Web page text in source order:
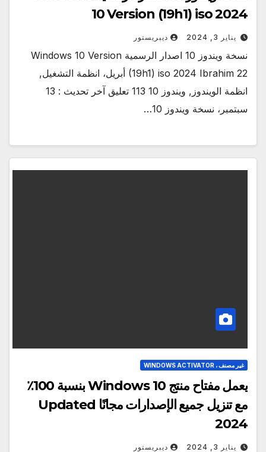
10 Version (19h1) iso 2024
يناير 3, 2024 ديبريستور
نسخة ويندوز 10 اصدار الرسمية Windows 10 Version
(19h1) iso 2024 Ibrahim 22 أبريل، انظمة التشغيل,
انظمة الويندوز, ويندوز 10 113 تعليق آخر تحديث : 13
سبتمبر، نسخة ويندوز 10…
غير مصنف ، WINDOWS ACTIVATOR
يعمل مفتاح منتج Windows 10 بنسبة 100٪
مع تنزيل جميع الإصدارات مجانًا Updated
2024
يناير 3, 2024 ديبريستور